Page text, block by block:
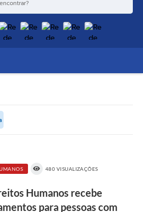
480 VISUALIZAÇÕES
Humanos recebe
para pessoas com